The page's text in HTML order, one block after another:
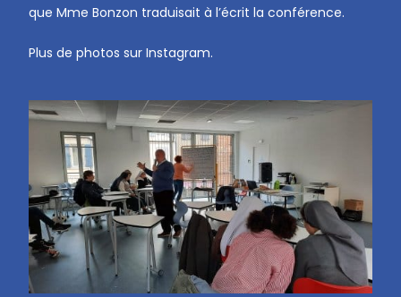
que Mme Bonzon traduisait à l’écrit la conférence.
Plus de photos sur Instagram.